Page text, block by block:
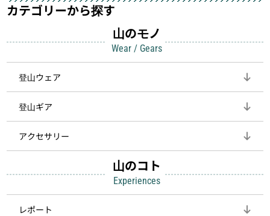
カテゴリーから探す
山のモノ
Wear / Gears
登山ウェア
登山ギア
アクセサリー
山のコト
Experiences
レポート